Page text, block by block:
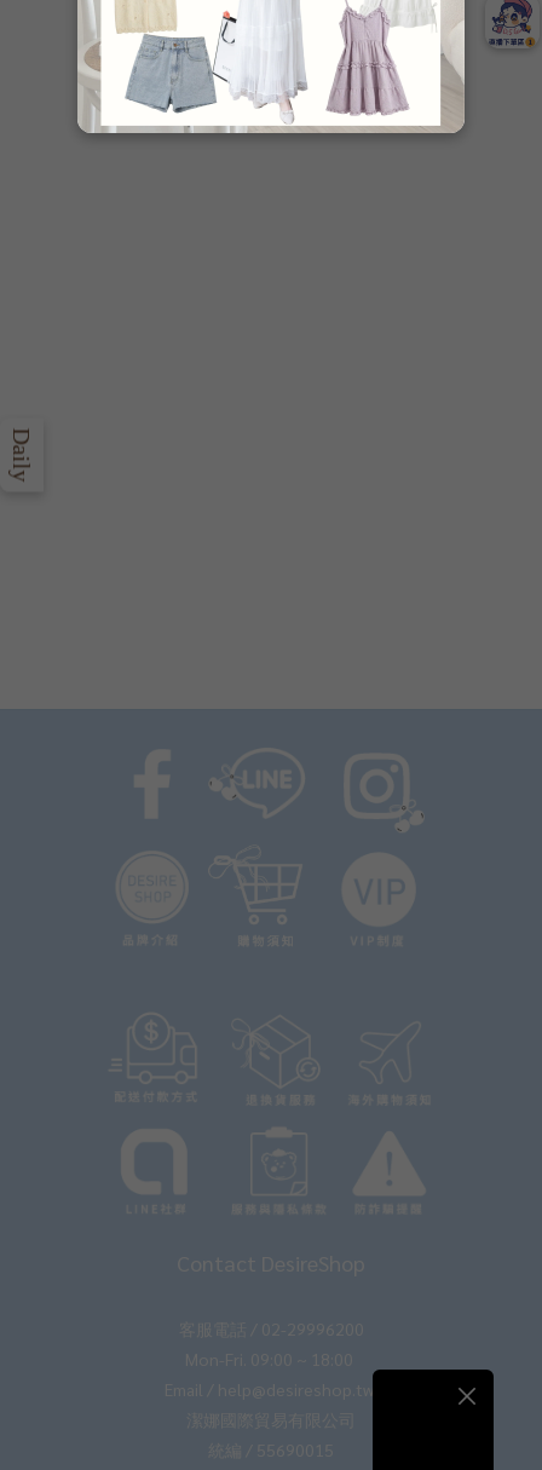
Contact DesireShop
客服電話 / 02-29996200
Mon-Fri. 09:00 ~ 18:00
Email / help@desireshop.tw
潔娜國際貿易有限公司
統編 / 55690015
Daily